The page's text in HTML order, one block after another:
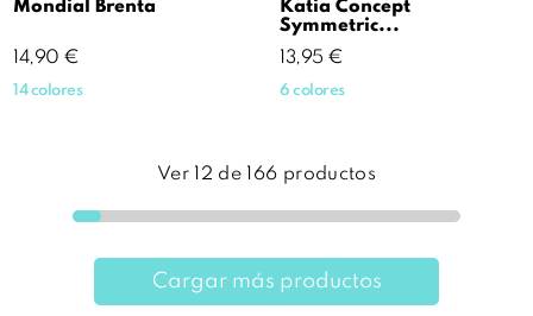
Mondial Brenta
Precio
14,90 €
14 colores
Katia Concept
Symmetric...
Precio
13,95 €
6 colores
Ver 12 de 166 productos
Cargar más productos